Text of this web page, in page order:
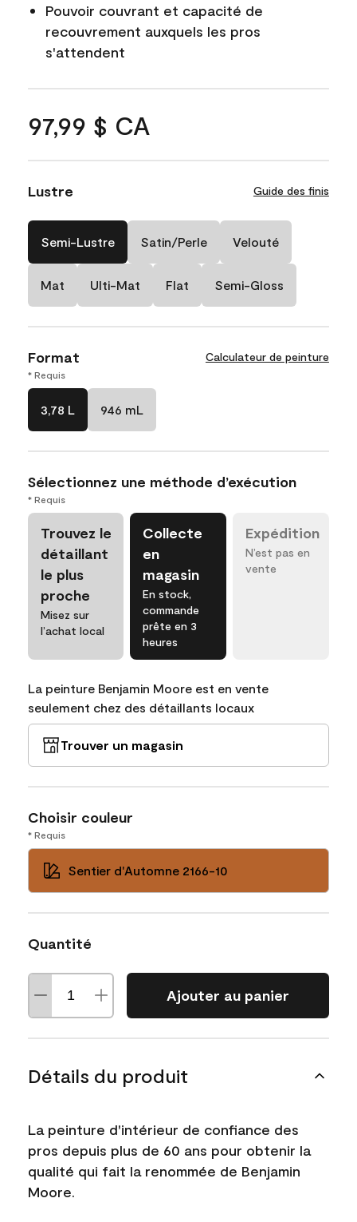
Pouvoir couvrant et capacité de
recouvrement auxquels les pros
s'attendent
97,99 $ CA
Lustre Guide des finis
Semi-Lustre Satin/Perle Velouté
Mat Ulti-Mat Flat Semi-Gloss
Format Calculateur de peinture
* Requis
3,78 L 946 mL
Sélectionnez une méthode d’exécution
* Requis
Trouvez le
détaillant
le plus
proche
Misez sur
l’achat local
Collecte
en
magasin
En stock,
commande
prête en 3
heures
Expédition
N’est pas en
vente
La peinture Benjamin Moore est en vente
seulement chez des détaillants locaux
Trouver un magasin
Choisir couleur
* Requis
Sentier d'Automne 2166-10
Quantité
Ajouter au panier
Détails du produit
La peinture d'intérieur de confiance des
pros depuis plus de 60 ans pour obtenir la
qualité qui fait la renommée de Benjamin
Moore.